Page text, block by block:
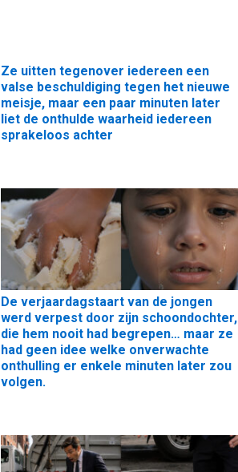
Ze uitten tegenover iedereen een
valse beschuldiging tegen het nieuwe
meisje, maar een paar minuten later
liet de onthulde waarheid iedereen
sprakeloos achter
De verjaardagstaart van de jongen
werd verpest door zijn schoondochter,
die hem nooit had begrepen… maar ze
had geen idee welke onverwachte
onthulling er enkele minuten later zou
volgen.